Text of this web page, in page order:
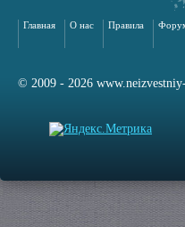
Главная О нас Правила
© 2009 - 2026
сайта